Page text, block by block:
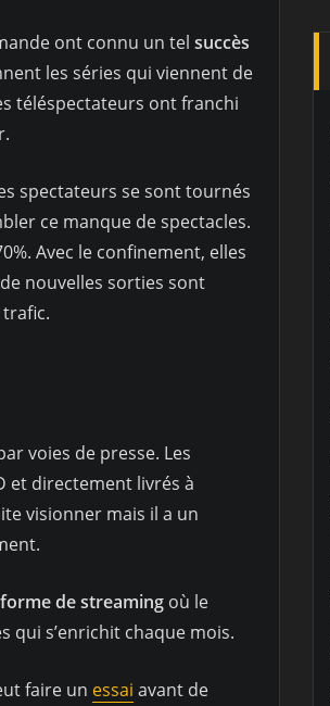
ont connu un tel succès
les séries qui viennent de
téléspectateurs ont franchi
spectateurs se sont tournés
ce manque de spectacles.
Avec le confinement, elles
nouvelles sorties sont
voies de presse. Les
et directement livrés à
visionner mais il a un
de streaming où le
qui s’enrichit chaque mois.
faire un essai avant de